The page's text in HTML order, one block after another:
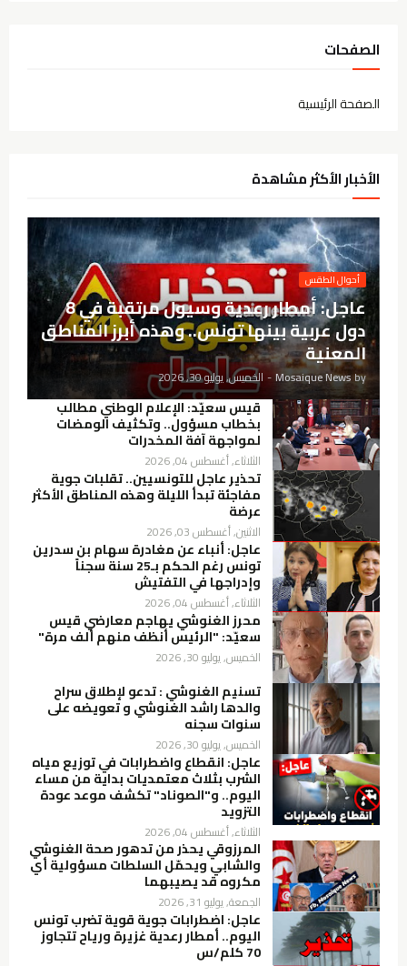
الصفحات
الصفحة الرئيسية
الأخبار الأكثر مشاهدة
أحوال الطقس
عاجل: أمطار رعدية وسيول مرتقبة في 8
دول عربية بينها تونس.. وهذه أبرز المناطق
المعنية
by
Mosaique News
-الخميس, يوليو 30, 2026
قيس سعيّد: الإعلام الوطني مطالب
بخطاب مسؤول.. وتكثيف الومضات
لمواجهة آفة المخدرات
الثلاثاء, أغسطس 04, 2026
تحذير عاجل للتونسيين.. تقلبات جوية
مفاجئة تبدأ الليلة وهذه المناطق الأكثر
عرضة
الاثنين, أغسطس 03, 2026
عاجل: أنباء عن مغادرة سهام بن سدرين
تونس رغم الحكم بـ25 سنة سجناً
وإدراجها في التفتيش
الثلاثاء, أغسطس 04, 2026
محرز الغنوشي يهاجم معارضي قيس
سعيّد: "الرئيس أنظف منهم ألف مرة"
الخميس, يوليو 30, 2026
تسنيم الغنوشي : تدعو لإطلاق سراح
والدها راشد الغنوشي و تعويضه على
سنوات سجنه
الخميس, يوليو 30, 2026
عاجل: انقطاع واضطرابات في توزيع مياه
الشرب بثلاث معتمديات بداية من مساء
اليوم.. و"الصوناد" تكشف موعد عودة
التزويد
الثلاثاء, أغسطس 04, 2026
المرزوقي يحذر من تدهور صحة الغنوشي
والشابي ويحمّل السلطات مسؤولية أي
مكروه قد يصيبهما
الجمعة, يوليو 31, 2026
عاجل: اضطرابات جوية قوية تضرب تونس
اليوم.. أمطار رعدية غزيرة ورياح تتجاوز
70 كلم/س